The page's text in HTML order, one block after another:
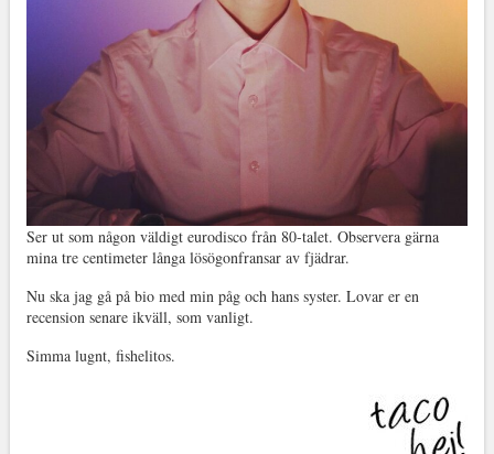
Ser ut som någon väldigt eurodisco från 80-talet. Observera gärna
mina tre centimeter långa lösögonfransar av fjädrar.
Nu ska jag gå på bio med min påg och hans syster. Lovar er en
recension senare ikväll, som vanligt.
Simma lugnt, fishelitos.